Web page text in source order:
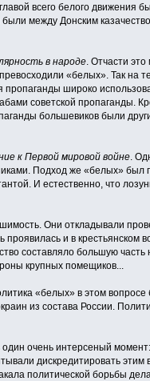
всего белого движения
между Донским
в народе. Отчасти
«белых». Так на
пропаганды широко
советской пропаганды.
большевиков были
к Первой мировой войне.
Подход же «белых»
И естественно, что
Они откладывали
и в крестьянском
составляло большую
крупных помещиков...
«белых» в этом
из состава России.
очень интерсеный момент:
дискредитировать этим
политической борьбы